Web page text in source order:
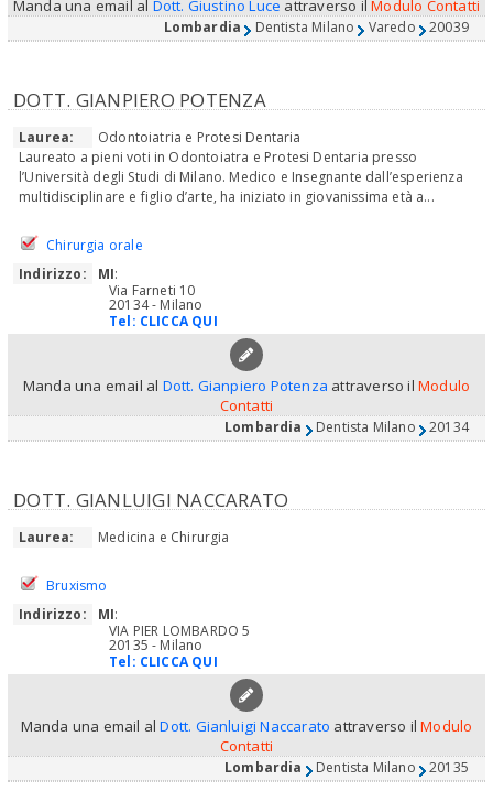
Manda una email al Dott. Giustino Luce attraverso ilModulo Contatti
Lombardia Dentista Milano Varedo 20039
DOTT. GIANPIERO POTENZA
Laurea:
Odontoiatria e Protesi Dentaria
Laureato a pieni voti in Odontoiatra e Protesi Dentaria presso
l’Università degli Studi di Milano. Medico e Insegnante dall’esperienza
multidisciplinare e figlio d’arte, ha iniziato in giovanissima età a...
Chirurgia orale
Indirizzo:
MI:
Via Farneti 10
20134 - Milano
Tel: CLICCA QUI
Manda una email al Dott. Gianpiero Potenza attraverso ilModulo
Contatti
Lombardia Dentista Milano 20134
DOTT. GIANLUIGI NACCARATO
Laurea: Medicina e Chirurgia
Bruxismo
Indirizzo:
MI:
VIA PIER LOMBARDO 5
20135 - Milano
Tel: CLICCA QUI
Manda una email alDott. Gianluigi Naccarato attraverso ilModulo
Contatti
Lombardia Dentista Milano 20135